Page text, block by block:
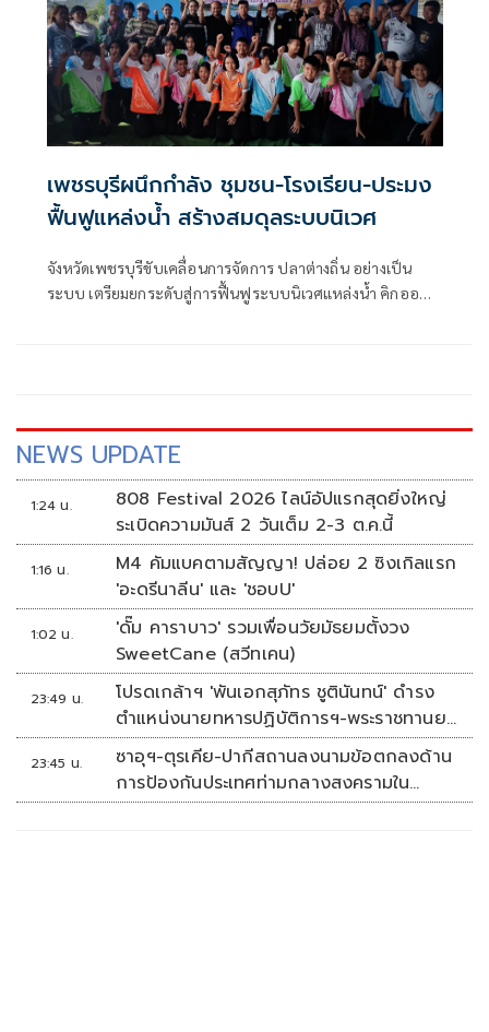
เพชรบุรีผนึกกำลัง ชุมชน-โรงเรียน-ประมง
ฟื้นฟูแหล่งน้ำ สร้างสมดุลระบบนิเวศ
จังหวัดเพชรบุรีขับเคลื่อนการจัดการ ปลาต่างถิ่น อย่างเป็น
ระบบ เตรียมยกระดับสู่การฟื้นฟูระบบนิเวศแหล่งน้ำ คิกออฟที่
NEWS UPDATE
1:24 น.
808 Festival 2026 ไลน์อัปแรกสุดยิ่งใหญ่
ระเบิดความมันส์ 2 วันเต็ม 2-3 ต.ค.นี้
1:16 น.
M4 คัมแบคตามสัญญา! ปล่อย 2 ซิงเกิลแรก
'อะดรีนาลีน' และ 'ชอบU'
1:02 น.
'ดั๊ม คาราบาว' รวมเพื่อนวัยมัธยมตั้งวง
SweetCane (สวีทเคน)
23:49 น.
โปรดเกล้าฯ 'พันเอกสุภัทร ชูตินันทน์' ดำรง
ตำแหน่งนายทหารปฏิบัติการฯ-พระราชทานยศ
'พลตรี'
23:45 น.
ซาอุฯ-ตุรเคีย-ปากีสถานลงนามข้อตกลงด้าน
การป้องกันประเทศท่ามกลางสงครามใน
ภูมิภาค